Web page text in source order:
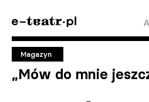
Magazyn
„Mów do mnie